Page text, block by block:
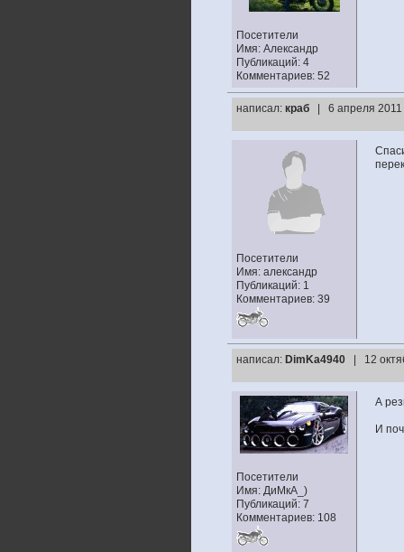
Посетители
Имя: Александр
Публикаций: 4
Комментариев: 52
написал: краб | 6 апреля
Посетители
Имя: александр
Публикаций: 1
Комментариев: 39
написал: DimKa4940 | 12
Посетители
Имя: ДиМкА_)
Публикаций: 7
Комментариев: 108
А
И